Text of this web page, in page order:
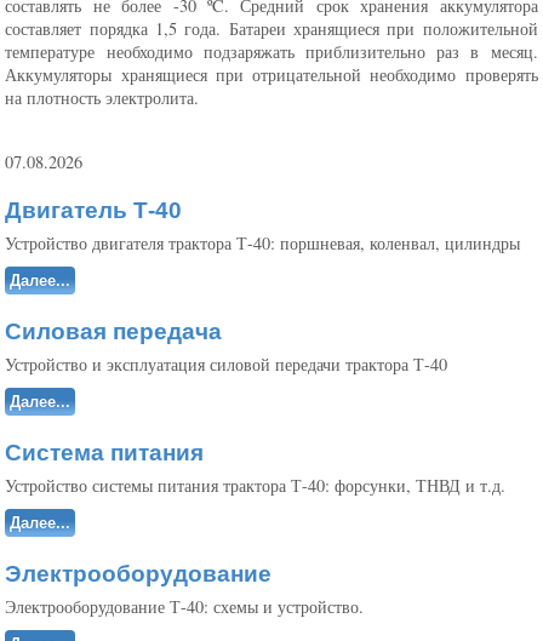
составлять не более -30 ºC. Средний срок хранения аккумулятора
составляет порядка 1,5 года. Батареи хранящиеся при положительной
температуре необходимо подзаряжать приблизительно раз в месяц.
Аккумуляторы хранящиеся при отрицательной необходимо проверять
на плотность электролита.
07.08.2026
Двигатель Т-40
Устройство двигателя трактора Т-40: поршневая, коленвал, цилиндры
Далее...
Силовая передача
Устройство и эксплуатация силовой передачи трактора Т-40
Далее...
Система питания
Устройство системы питания трактора Т-40: форсунки, ТНВД и т.д.
Далее...
Электрооборудование
Электрооборудование Т-40: схемы и устройство.